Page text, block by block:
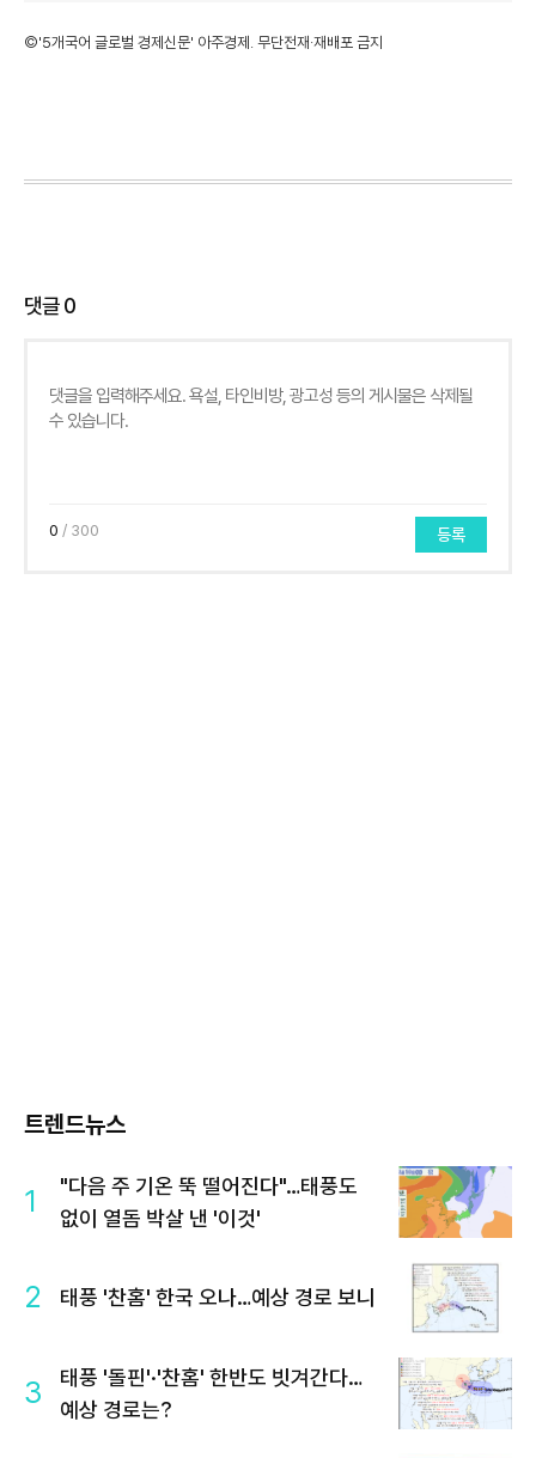
©'5개국어 글로벌 경제신문' 아주경제. 무단전재·재배포 금지
댓글0
0 / 300 등록
트렌드뉴스
1
"다음 주 기온 뚝 떨어진다"…태풍도
없이 열돔 박살 낸 '이것'
2 태풍 '찬홈' 한국 오나…예상 경로 보니
3
태풍 '돌핀'·'찬홈' 한반도 빗겨간다…
예상 경로는?